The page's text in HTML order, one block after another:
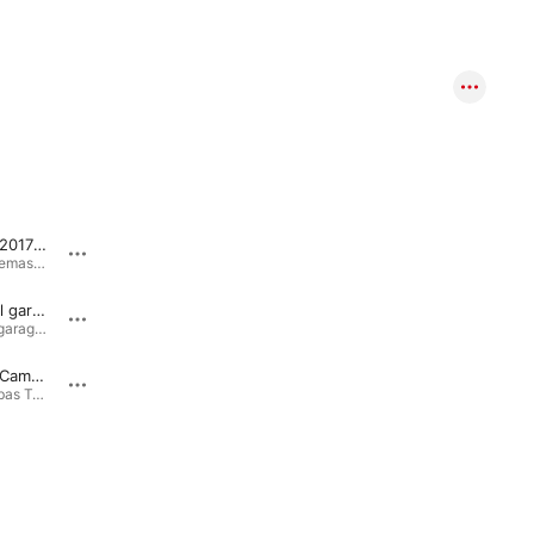
Hombres (2017 Remaster)
Hombres (Remaster 2017) · 1991
El ritmo del garage (Remaster 30 aniversario)
El ritmo del garage (Edición 30 aniversario) · 1983
Quiero un Camion
Dónde Estábas Tu... en el 83? · 1983